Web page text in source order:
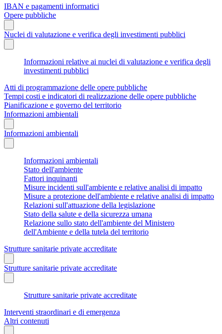
IBAN e pagamenti informatici
Opere pubbliche
Nuclei di valutazione e verifica degli investimenti pubblici
Informazioni relative ai nuclei di valutazione e verifica degli
investimenti pubblici
Atti di programmazione delle opere pubbliche
Tempi costi e indicatori di realizzazione delle opere pubbliche
Pianificazione e governo del territorio
Informazioni ambientali
Informazioni ambientali
Informazioni ambientali
Stato dell'ambiente
Fattori inquinanti
Misure incidenti sull'ambiente e relative analisi di impatto
Misure a protezione dell'ambiente e relative analisi di impatto
Relazioni sull'attuazione della legislazione
Stato della salute e della sicurezza umana
Relazione sullo stato dell'ambiente del Ministero
dell'Ambiente e della tutela del territorio
Strutture sanitarie private accreditate
Strutture sanitarie private accreditate
Strutture sanitarie private accreditate
Interventi straordinari e di emergenza
Altri contenuti